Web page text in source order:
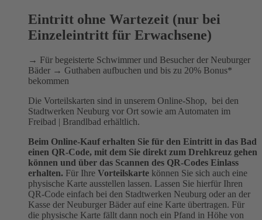
Eintritt ohne Wartezeit (nur bei
Einzeleintritt für Erwachsene)
→ Für begeisterte Schwimmer und Besucher der Neuburger
Bäder → Guthaben aufbuchen und bis zu 20% Bonus*
bekommen
Die Vorteilskarten sind in unserem Online-Shop, bei den
Stadtwerken Neuburg vor Ort sowie am Automaten im
Freibad | Brandlbad erhältlich.
Beim Online-Kauf erhalten Sie für den Eintritt in das Bad
einen QR-Code, mit dem Sie direkt zum Drehkreuz gehen
können und über das Scannen des QR-Codes Einlass
erhalten. Für Ihre Vorteilskarte können Sie sich auch eine
physische Karte ausstellen lassen. Lassen Sie hierfür Ihren
QR-Code einfach bei den Stadtwerken Neuburg oder an der
Kasse der Neuburger Bäder auf eine Karte übertragen. Für
die physische Karte fällt dann noch ein Pfand in Höhe von